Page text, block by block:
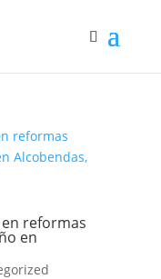
reformas
en